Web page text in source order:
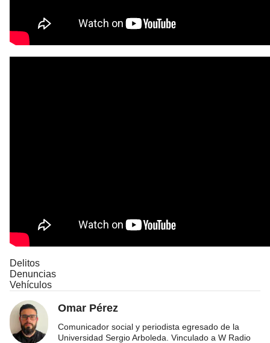
Delitos
Denuncias
Vehículos
Omar Pérez
Comunicador social y periodista egresado de la
Universidad Sergio Arboleda. Vinculado a W Radio